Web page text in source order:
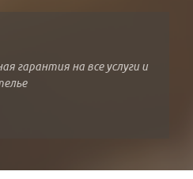
гарантия на все услуги и